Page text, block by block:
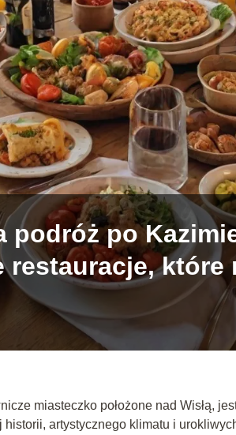
podróż po
restauracje,
miasteczko położone nad Wisłą,
artystycznego klimatu i